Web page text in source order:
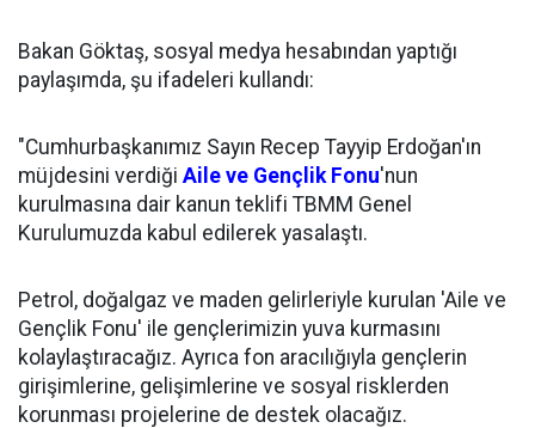
Bakan Göktaş, sosyal medya hesabından yaptığı
paylaşımda, şu ifadeleri kullandı:
"Cumhurbaşkanımız Sayın Recep Tayyip Erdoğan'ın
müjdesini verdiği Aile ve Gençlik Fonu'nun
kurulmasına dair kanun teklifi TBMM Genel
Kurulumuzda kabul edilerek yasalaştı.
Petrol, doğalgaz ve maden gelirleriyle kurulan 'Aile ve
Gençlik Fonu' ile gençlerimizin yuva kurmasını
kolaylaştıracağız. Ayrıca fon aracılığıyla gençlerin
girişimlerine, gelişimlerine ve sosyal risklerden
korunması projelerine de destek olacağız.